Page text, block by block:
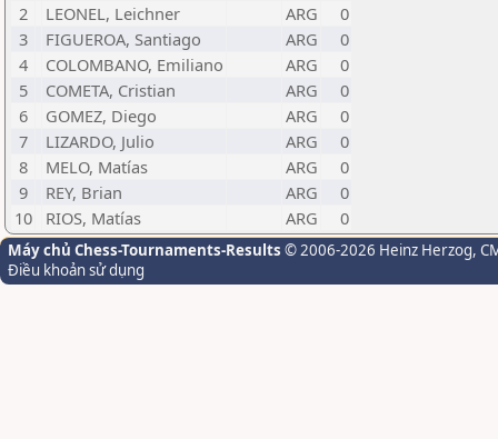
2
LEONEL, Leichner ARG
0
3
FIGUEROA, Santiago ARG
0
4
COLOMBANO, Emiliano ARG
0
5
COMETA, Cristian ARG
0
6
GOMEZ, Diego ARG
0
7
LIZARDO, Julio ARG
0
8
MELO, Matías ARG
0
9
REY, Brian ARG
0
10
RIOS, Matías ARG 0
Máy chủ Chess-Tournaments-Results © 2006-2026 Heinz Herzog,
Điều khoản sử dụng